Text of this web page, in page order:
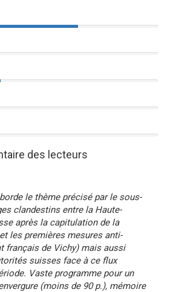
66%
des lecteurs
le thème précisé par le sous-
clandestins entre la Haute-
après la capitulation de la
les premières mesures anti-
français de Vichy) mais aussi
suisses face à ce flux
Vaste programme pour un
(moins de 90 p.), mémoire